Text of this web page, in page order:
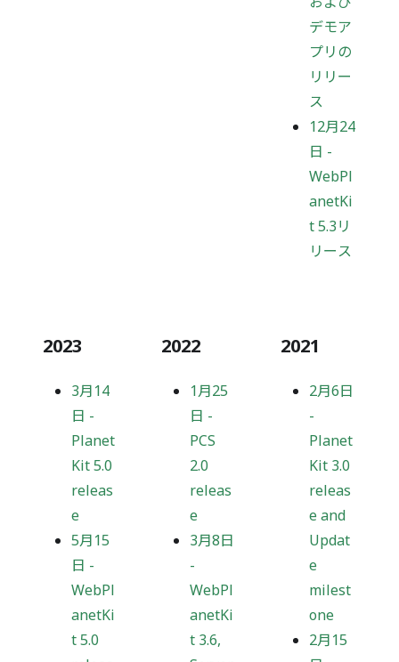
デモア
プリの
リリー
ス
12月24
日 -
WebPl
anetKi
t 5.3リ
リース
2023
3月14
日 -
Planet
Kit 5.0
releas
e
5月15
日 -
WebPl
anetKi
t 5.0
2022
1月25
日 -
PCS
2.0
releas
e
3月8日
-
WebPl
anetKi
t 3.6,
2021
2月6日
-
Planet
Kit 3.0
releas
e and
Updat
e
milest
one
2月15